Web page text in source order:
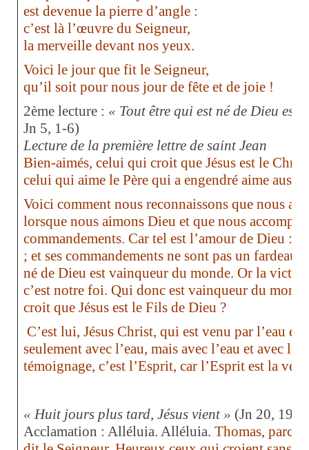
est devenue la pierre d’angle :
c’est là l’œuvre du Seigneur,
la merveille devant nos yeux.
Voici le jour que fit le Seigneur,
qu’il soit pour nous jour de fête et de joie !
2ème lecture : « Tout être qui est né de Dieu est
Jn 5, 1-6)
Lecture de la première lettre de saint Jean
Bien-aimés, celui qui croit que Jésus est le
celui qui aime le Père qui a engendré aime
Voici comment nous reconnaissons que nous
lorsque nous aimons Dieu et que nous
commandements. Car tel est l’amour de Dieu :
; et ses commandements ne sont pas un
né de Dieu est vainqueur du monde. Or la
c’est notre foi. Qui donc est vainqueur du
croit que Jésus est le Fils de Dieu ?
C’est lui, Jésus Christ, qui est venu par l’eau et
seulement avec l’eau, mais avec l’eau et avec le
témoignage, c’est l’Esprit, car l’Esprit est la
« Huit jours plus tard, Jésus vient » (Jn 20, 19-
Acclamation : Alléluia. Alléluia. Thomas, parce